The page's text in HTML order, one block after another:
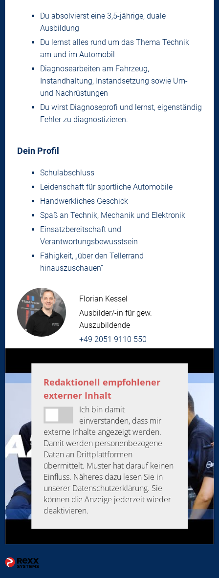
Du absolvierst eine 3,5-jährige, duale
Ausbildung
Du lernst alles rund um das Thema Technik
am und im Automobil
Diagnosearbeiten am Fahrzeug,
Instandhaltung, Instandsetzung sowie Um-
und Nachrüstungen
Du wirst Diagnoseprofi und lernst, eigenständig
Fehler zu diagnostizieren.
Dein Profil
Schulabschluss
Leidenschaft für sportliche Automobile
Handwerkliches Geschick
Spaß an Technik, Mechanik und Elektronik
Einsatzbereitschaft und
Verantwortungsbewusstsein
Fähigkeit, „über den Tellerrand
hinauszuschauen“
Florian Kessel
Ausbilder/-in für gew.
Auszubildende
+49 2051 9110 550
Redaktionell empfohlener
externer Inhalt
Ich bin damit
einverstanden, dass mir
externe Inhalte angezeigt werden.
Damit werden personenbezogene
Daten an Drittplattformen
übermittelt. Muster hat darauf keinen
Einfluss. Näheres dazu lesen Sie in
unserer Datenschutzerklärung. Sie
können die Anzeige jederzeit wieder
deaktivieren.